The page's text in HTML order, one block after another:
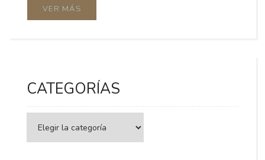
VER MÁS
CATEGORÍAS